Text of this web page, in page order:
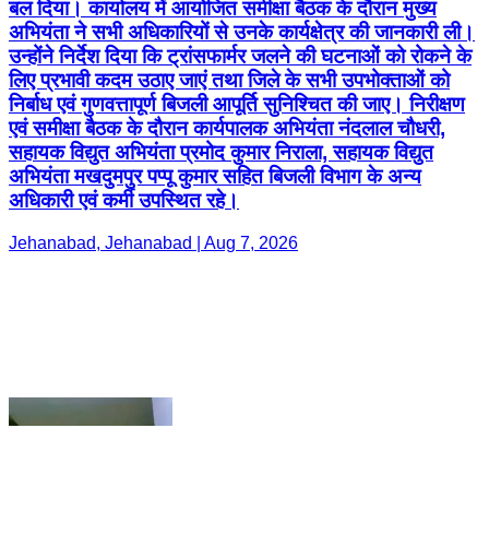
सहायक विद्युत अभियंता प्रमोद कुमार निराला, सहायक विद्युत
अभियंता मखदुमपुर पप्पू कुमार सहित बिजली विभाग के अन्य
अधिकारी एवं कर्मी उपस्थित रहे।
Jehanabad, Jehanabad | Aug 7, 2026